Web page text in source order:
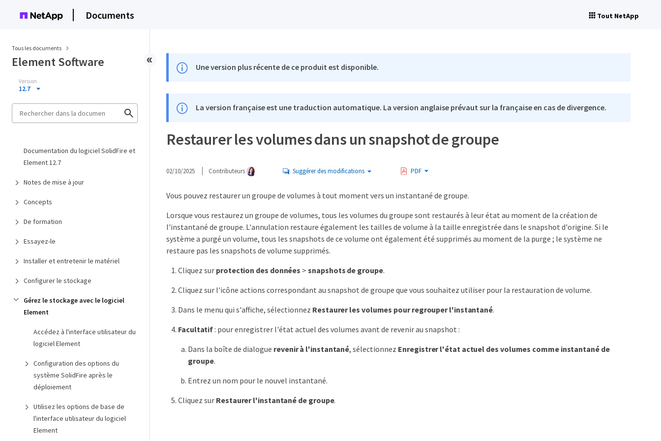
Documents Tout NetApp
Tous les documents
Element Software
Version
12.7
Documentation du logiciel SolidFire et
Element 12.7
Notes de mise à jour
Concepts
De formation
Essayez-le
Installer et entretenir le matériel
Configurer le stockage
Gérez le stockage avec le logiciel
Element
Accédez à l'interface utilisateur du
logiciel Element
Configuration des options du
système SolidFire après le
déploiement
Utilisez les options de base de
l'interface utilisateur du logiciel
Element
Une version plus récente de ce produit est disponible.
La version française est une traduction automatique. La version anglaise prévaut sur la française en cas de divergence.
Restaurer les volumes dans un snapshot de groupe
02/10/2025 Contributeurs Suggérer des modifications PDF
Vous pouvez restaurer un groupe de volumes à tout moment vers un instantané de groupe.
Lorsque vous restaurez un groupe de volumes, tous les volumes du groupe sont restaurés à leur état au moment de la création de
l'instantané de groupe. L'annulation restaure également les tailles de volume à la taille enregistrée dans le snapshot d'origine. Si le
système a purgé un volume, tous les snapshots de ce volume ont également été supprimés au moment de la purge ; le système ne
restaure pas les snapshots de volume supprimés.
Cliquez sur protection des données >snapshots de groupe.
Cliquez sur l'icône actions correspondant au snapshot de groupe que vous souhaitez utiliser pour la restauration de volume.
Dans le menu qui s'affiche, sélectionnez Restaurer les volumes pour regrouper l'instantané.
Facultatif: pour enregistrer l'état actuel des volumes avant de revenir au snapshot :
Dans la boîte de dialogue revenir à l'instantané, sélectionnez Enregistrer l'état actuel des volumes comme instantané de
groupe.
Entrez un nom pour le nouvel instantané.
Cliquez sur Restaurer l'instantané de groupe.